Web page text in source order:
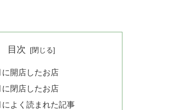
目次
開店したお店
閉店したお店
よく読まれた記事